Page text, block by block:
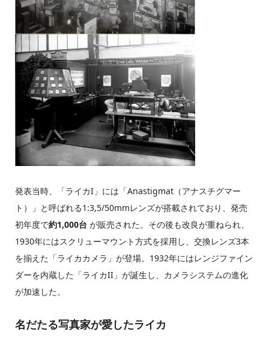
発表当時、「ライカI」には「Anastigmat（アナスチグマー
ト）」と呼ばれる1:3,5/50mmレンズが搭載されており、発売
初年度で約1,000台 が販売された。その後も改良が重ねられ、
1930年にはスクリューマウント方式を採用し、交換レンズ3本
を揃えた「ライカカメラ」が登場。1932年にはレンジファイン
ダーを内蔵した「ライカII」が誕生し、カメラシステムの進化
が加速した。
名だたる写真家が愛したライカ